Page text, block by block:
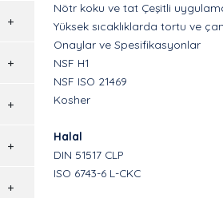
Nötr koku ve tat Çeşitli
Yüksek sıcaklıklarda tortu ve
Onaylar ve Spesifikasyonlar
NSF H1
NSF ISO 21469
Kosher
Halal
DIN 51517 CLP
ISO 6743-6 L-CKC